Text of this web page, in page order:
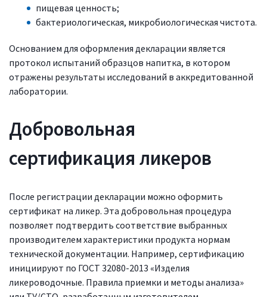
пищевая ценность;
бактериологическая, микробиологическая чистота.
Основанием для оформления декларации является
протокол испытаний образцов напитка, в котором
отражены результаты исследований в аккредитованной
лаборатории.
Добровольная
сертификация ликеров
После регистрации декларации можно оформить
сертификат на ликер. Эта добровольная процедура
позволяет подтвердить соответствие выбранных
производителем характеристики продукта нормам
технической документации. Например, сертификацию
инициируют по ГОСТ 32080-2013 «Изделия
ликероводочные. Правила приемки и методы анализа»